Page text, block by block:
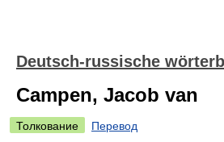
Deutsch-russische
Campen, Jacob van
Толкование
Перевод